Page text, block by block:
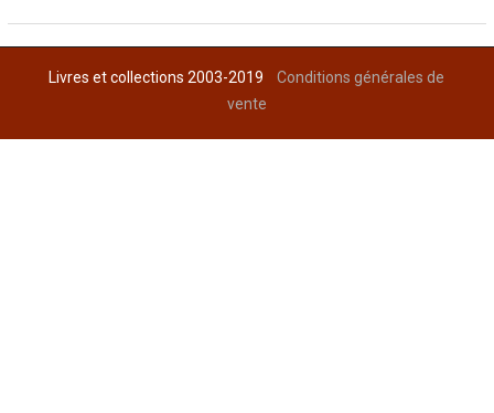
Livres et collections 2003-2019Conditions générales de
vente